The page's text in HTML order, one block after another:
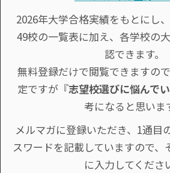
2026年大学合格実績をもとにし
49校の一覧表に加え、各学校の
認できます。
無料登録だけで閲覧できますの
定ですが『志望校選びに悩んで
考になると思いま
メルマガに登録いただき、1通目
スワードを記載していますので、
に入力してくださ